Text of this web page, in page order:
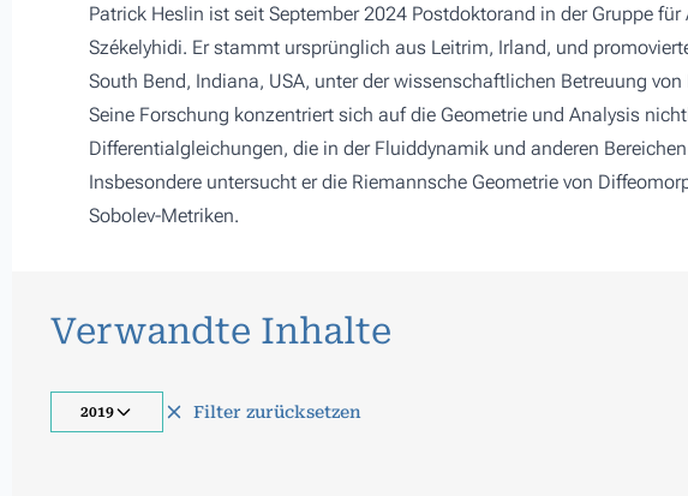
Patrick Heslin ist seit September 2024 Postdoktorand in der Gruppe
Székelyhidi. Er stammt ursprünglich aus Leitrim, Irland, und
South Bend, Indiana, USA, unter der wissenschaftlichen Betreuung von
Seine Forschung konzentriert sich auf die Geometrie und Analysis
Differentialgleichungen, die in der Fluiddynamik und anderen
Insbesondere untersucht er die Riemannsche Geometrie von
Sobolev-Metriken.
Verwandte Inhalte
2019 Filter zurücksetzen